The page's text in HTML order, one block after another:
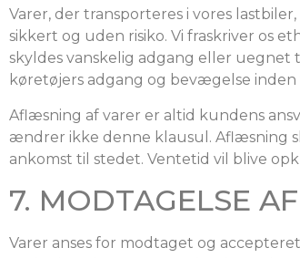
Varer, der transporteres i vores
sikkert og uden risiko. Vi fraskriver os
skyldes vanskelig adgang eller
køretøjers adgang og bevægelse
Aflæsning af varer er altid kundens
ændrer ikke denne klausul. Aflæsning
ankomst til stedet. Ventetid vil blive
7. MODTAGELSE
Varer anses for modtaget og